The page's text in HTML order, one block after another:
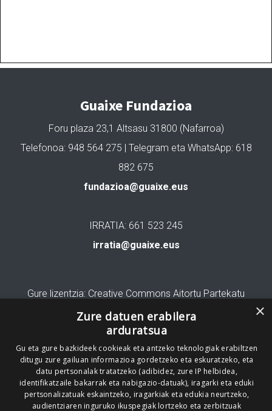
Guaixe Fundazioa
Foru plaza 23,1 Altsasu 31800 (Nafarroa)
Telefonoa: 948 564 275 | Telegram eta WhatsApp: 618
882 675
fundazioa@guaixe.eus
IRRATIA: 661 523 245
irratia@guaixe.eus
Gure lizentzia: Creative Commons Aitortu Partekatu
Codesyntaxek garatua
HONI BURUZ LEGE OHARRA PUBLIZITATEA
×
Zure datuen erabilera
arduratsua
Gu eta gure bazkideek cookieak eta antzeko teknologiak erabiltzen
ditugu zure gailuan informazioa gordetzeko eta eskuratzeko, eta
datu pertsonalak tratatzeko (adibidez, zure IP helbidea,
identifikatzaile bakarrak eta nabigazio-datuak), iragarki eta eduki
pertsonalizatuak eskaintzeko, iragarkiak eta edukia neurtzeko,
audientziaren inguruko ikuspegiak lortzeko eta zerbitzuak